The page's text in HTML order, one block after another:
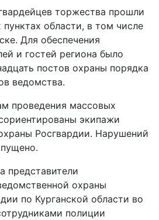
торжества прошли
области, в том числе
Для обеспечения
и гостей региона было
постов охраны порядка
ведомства.
проведения массовых
экипажи
Росгвардии. Нарушений
представители
охраны
по Курганской области во
полиции